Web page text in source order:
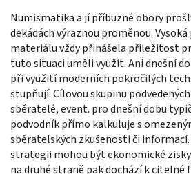
Numismatika a jí příbuzné obory
dekádách výraznou proměnou.
materiálu vždy přinášela příležitost
tuto situaci uměli využít. Ani dnešní
při využití moderních pokročilých
stupňují. Cílovou skupinu
sběratelé, event. pro dnešní dobu
podvodník přímo kalkuluje s
sběratelských zkušeností či
strategii mohou být ekonomické
na druhé straně pak dochází k citelné